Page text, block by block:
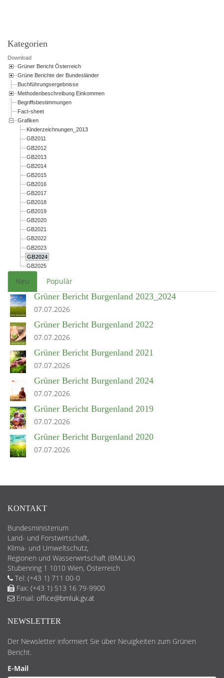
Kategorien
Download
Grüner Bericht Österreich
Grüne Berichte der Bundesländer
Buchführungsergebnisse
Methodenbeschreibung Einkommen
Begriffsbestimmungen
Fact-sheet
Grafiken
Kinderzeichnungen_2013
GB2011
GB2012
GB2013
GB2014
GB2015
GB2016
GB2017
GB2018
GB2019
GB2020
GB2021
GB2022
GB2023
GB2024
GB2025
Neu Populär
Grüner Bericht Burgenland 2023_2024
07.07.2026
Grüner Bericht Burgenland 2022
07.07.2026
Grüner Bericht Burgenland 2021
07.07.2026
Grüner Bericht Burgenland 2024
07.07.2026
Grüner Bericht Burgenland 2019
07.07.2026
Grüner Bericht Burgenland 2020
07.07.2026
KONTAKT
Bundesministerium
Land- und Forstwirtschaft,
Klima- und Umweltschutz,
Regionen und Wasserwirtschaft (BMLUK)
Stubenring 1 1010 Wien, Österreich
Tel: (+43 1) 711 00-0
Fax: (+43 1) 513 16 79-9900
Email: office@bmluk.gv.at
NEWSLETTER
Der Newsletter informiert Sie über Neuigkeiten zum Grünen
Bericht.
E-Mail